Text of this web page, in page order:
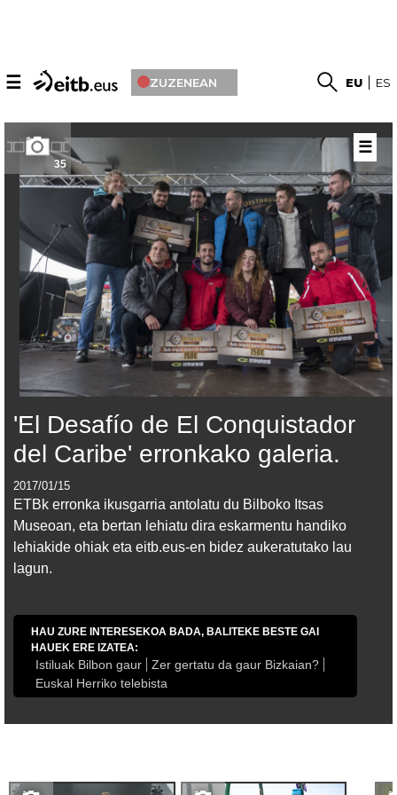
☰ ZUZENEAN EU ES
35
'El Desafío de El Conquistador
del Caribe' erronkako galeria.
2017/01/15
ETBk erronka ikusgarria antolatu du Bilboko Itsas
Museoan, eta bertan lehiatu dira eskarmentu handiko
lehiakide ohiak eta eitb.eus-en bidez aukeratutako lau
lagun.
HAU ZURE INTERESEKOA BADA, BALITEKE BESTE GAI
HAUEK ERE IZATEA:
Istiluak Bilbon gaur
Zer gertatu da gaur Bizkaian?
Euskal Herriko telebista
☰